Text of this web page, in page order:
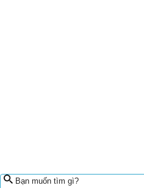
Bạn muốn tìm gì?